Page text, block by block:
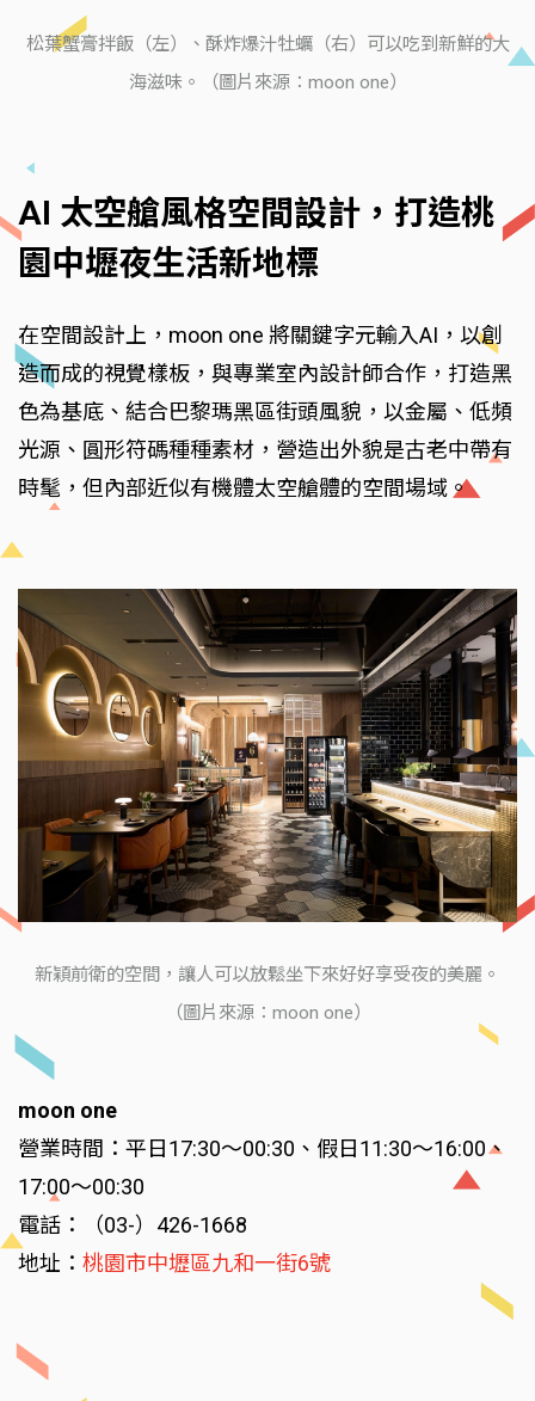
松葉蟹膏拌飯（左）、酥炸爆汁牡蠣（右）可以吃到新鮮的大
海滋味。（圖片來源：moon one）
AI 太空艙風格空間設計，打造桃
園中壢夜生活新地標
在空間設計上，moon one 將關鍵字元輸入AI，以創
造而成的視覺樣板，與專業室內設計師合作，打造黑
色為基底、結合巴黎瑪黑區街頭風貌，以金屬、低頻
光源、圓形符碼種種素材，營造出外貌是古老中帶有
時髦，但內部近似有機體太空艙體的空間場域。
新穎前衛的空間，讓人可以放鬆坐下來好好享受夜的美麗。
（圖片來源：moon one）
moon one
營業時間：平日17:30～00:30、假日11:30～16:00、
17:00～00:30
電話：（03-）426-1668
地址： 桃園市中壢區九和一街6號